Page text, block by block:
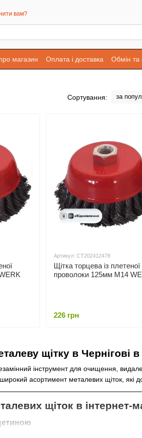
вам?
магазин Оплата і доставка Обмін та
Сортування: за
щітку в Чернігові
інструмент для очищення,
широкий асортимент металевих щіток,
щіток в інтернет-
Артикул: СТ202412478
Щітка торцева із плетеної
проволоки 125мм М14
226 грн